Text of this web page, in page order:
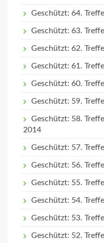
Geschützt: 64.
Geschützt: 63.
Geschützt: 62.
Geschützt: 61.
Geschützt: 60.
Geschützt: 59.
Geschützt: 58.
2014
Geschützt: 57.
Geschützt: 56.
Geschützt: 55.
Geschützt: 54.
Geschützt: 53.
Geschützt: 52.